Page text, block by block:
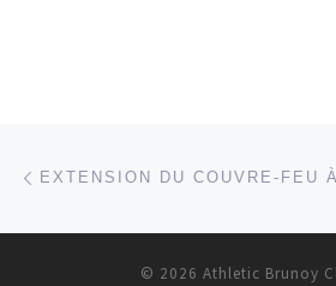
Parcourir les articles
EXTENSION DU COUVRE-FEU
© 2026 Athletic Brunoy